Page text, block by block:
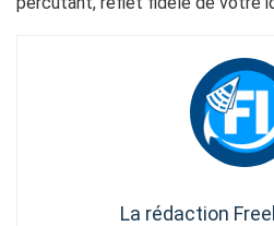
La rédaction